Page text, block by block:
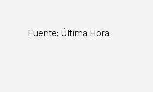
Fuente: Última Hora.